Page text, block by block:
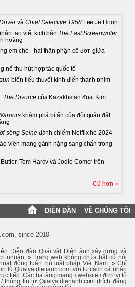
và Chief Detective 1958 Lee Je Hoon
tạo viết kịch bản The Last Screenwriter
hoàng
em chó - hai thân phận cô đơn giữa
nổ thu hút hợp tác quốc tế
biến tiểu thuyết kinh điển thành phim
The Divorce của Kazakhstan đoạt Kim
khám phá bí ẩn của đội quân đất
sông Seine đánh chiếm Netflix hè 2024
viên mang gánh nặng sang chấn trong
Tom Hardy và Jodie Comer trên
Cũ hơn »
DIỄN ĐÀN VỀ CHÚNG TÔI
since 2010
Diễn đàn Quái vật Điện ảnh xây dựng và
nhuận. » Trang web không chứa bất cứ nội
động tuân thủ luật pháp Việt Nam. » Chỉ
từ Quaivatdienanh.com với tư cách cá nhân
tiếp. Các hạ tầng mạng / website / đơn vị tổ
thông tin từ Quaivatdienanh.com (trích đăng